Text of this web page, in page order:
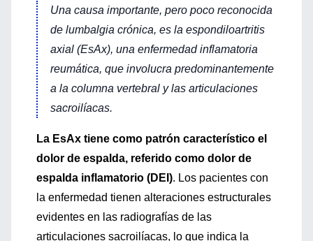
Una causa importante, pero poco reconocida
de lumbalgia crónica, es la espondiloartritis
axial (EsAx), una enfermedad inflamatoria
reumática, que involucra predominantemente
a la columna vertebral y las articulaciones
sacroilíacas.
La EsAx tiene como patrón característico el
dolor de espalda, referido como dolor de
espalda inflamatorio (DEI). Los pacientes con
la enfermedad tienen alteraciones estructurales
evidentes en las radiografías de las
articulaciones sacroilíacas, lo que indica la